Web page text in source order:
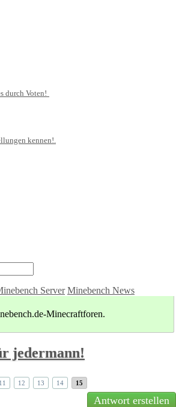
durch Voten!
kennen!.
Server Minebench News
Minecraftforen.
jedermann!
11 12 13 14 15
Antwort erstellen